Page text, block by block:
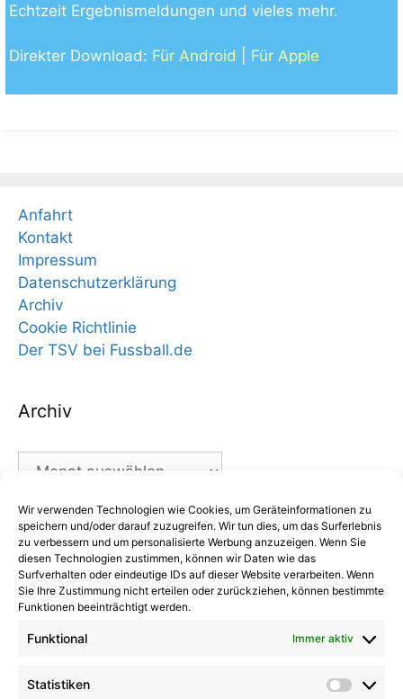
Wir verwenden Technologien wie Cookies, um Geräteinformationen zu
speichern und/oder darauf zuzugreifen. Wir tun dies, um das Surferlebnis
zu verbessern und um personalisierte Werbung anzuzeigen. Wenn Sie
diesen Technologien zustimmen, können wir Daten wie das
Surfverhalten oder eindeutige IDs auf dieser Website verarbeiten. Wenn
Sie Ihre Zustimmung nicht erteilen oder zurückziehen, können bestimmte
Funktionen beeinträchtigt werden.
Funktional Immer aktiv
Statistiken
Echtzeit Ergebnismeldungen und vieles mehr.
Direkter Download: Für Android Für Apple
Anfahrt
Kontakt
Impressum
Datenschutzerklärung
Archiv
Cookie Richtlinie
Der TSV bei Fussball.de
Archiv
Archiv
Kategorien
Kategorien
Kommentare